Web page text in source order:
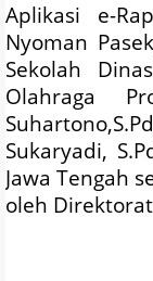
Aplikasi e-
Nyoman
Sekolah
Olahraga
Sukaryadi,
Jawa Tengah
oleh Direktorat